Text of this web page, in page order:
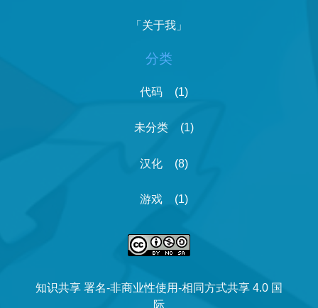
「关于我」
分类
代码 (1)
未分类 (1)
汉化 (8)
游戏 (1)
知识共享 署名-非商业性使用-相同方式共享 4.0 国
际